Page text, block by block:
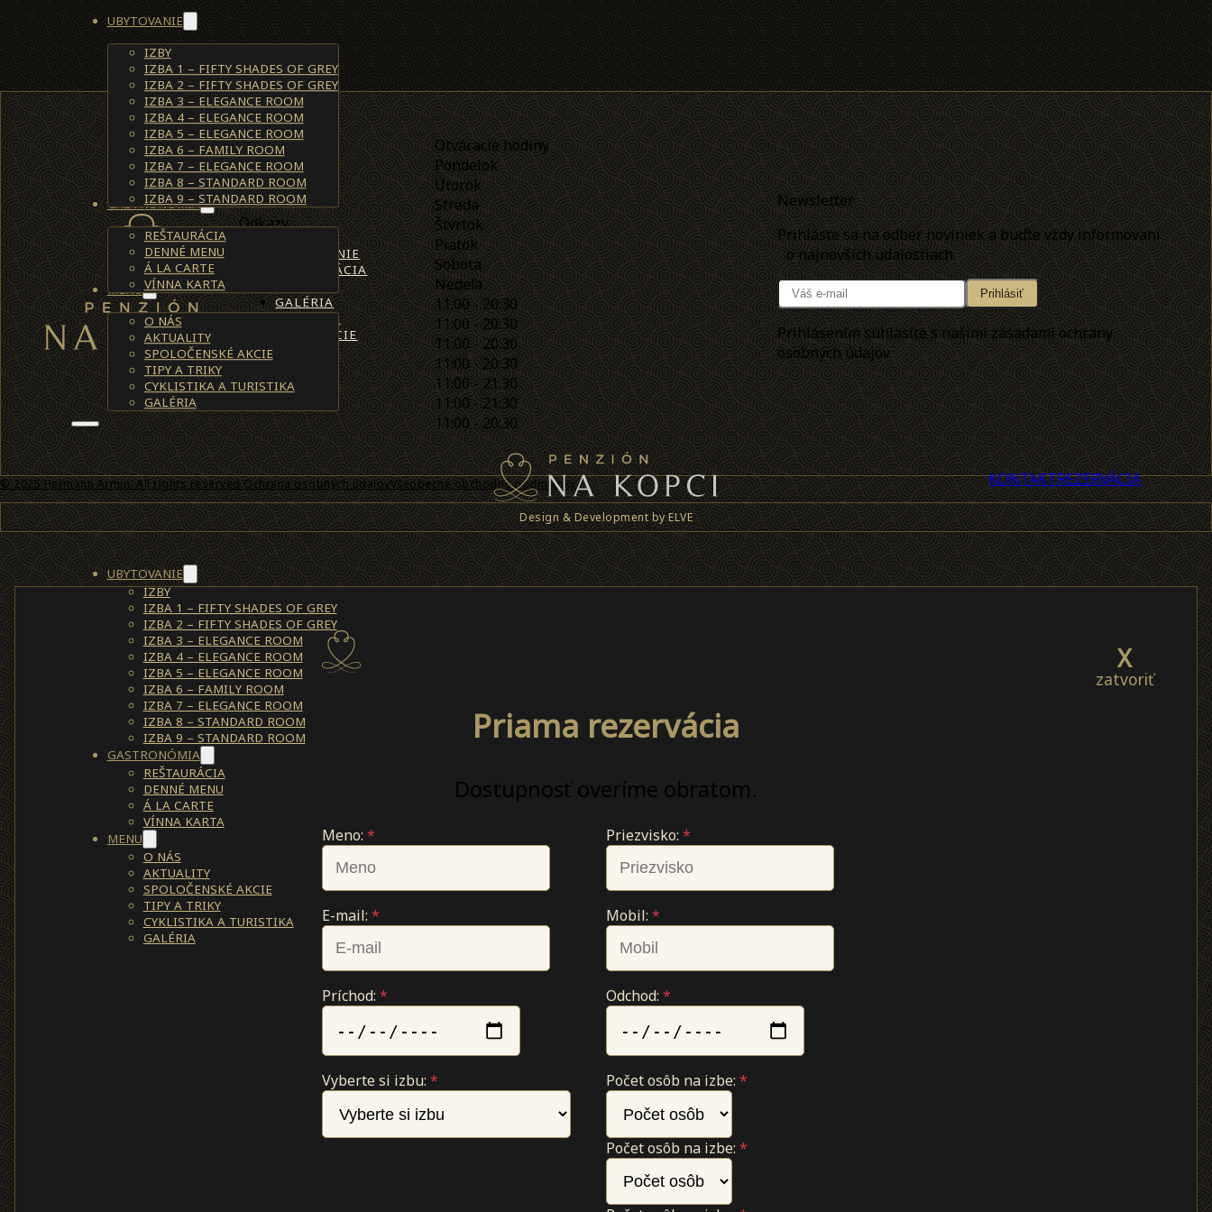
UBYTOVANIE
IZBY
IZBA 1 – FIFTY SHADES OF GREY
IZBA 2 – FIFTY SHADES OF GREY
IZBA 3 – ELEGANCE ROOM
IZBA 4 – ELEGANCE ROOM
IZBA 5 – ELEGANCE ROOM
IZBA 6 – FAMILY ROOM
IZBA 7 – ELEGANCE ROOM
IZBA 8 – STANDARD ROOM
IZBA 9 – STANDARD ROOM
GASTRONÓMIA
REŠTAURÁCIA
DENNÉ MENU
Á LA CARTE
VÍNNA KARTA
MENU
O NÁS
AKTUALITY
SPOLOČENSKÉ AKCIE
TIPY A TRIKY
CYKLISTIKA A TURISTIKA
GALÉRIA
UBYTOVANIE
IZBY
IZBA 1 – FIFTY SHADES OF GREY
IZBA 2 – FIFTY SHADES OF GREY
IZBA 3 – ELEGANCE ROOM
IZBA 4 – ELEGANCE ROOM
IZBA 5 – ELEGANCE ROOM
IZBA 6 – FAMILY ROOM
IZBA 7 – ELEGANCE ROOM
IZBA 8 – STANDARD ROOM
IZBA 9 – STANDARD ROOM
GASTRONÓMIA
REŠTAURÁCIA
DENNÉ MENU
Á LA CARTE
VÍNNA KARTA
MENU
O NÁS
AKTUALITY
SPOLOČENSKÉ AKCIE
TIPY A TRIKY
CYKLISTIKA A TURISTIKA
GALÉRIA
KONTAKTREZERVÁCIA
Odkazy
UBYTOVANIE
REŠTAURÁCIA
GALÉRIA
KONTAKT
REZERVÁCIE
Otváracie hodiny
Pondelok
Utorok
Streda
Štvrtok
Piatok
Sobota
Nedeľa
11:00 - 20:30
11:00 - 20:30
11:00 - 20:30
11:00 - 20:30
11:00 - 21:30
11:00 - 21:30
11:00 - 20:30
Newsletter
Prihláste sa na odber noviniek a buďte vždy informovaní
o najnovších udalostiach.
Prihlásiť
Prihlásením súhlasíte s našimi zásadami ochrany
osobných údajov.
© 2025 Hermann Armin. All rights reserved.Ochrana osobných údajovVšeobecné obchodné podmienky
Design & Development by ELVE
Priama rezervácia
Dostupnosť overíme obratom.
Meno: * Priezvisko: *
E-mail: * Mobil: *
Príchod: * Odchod: *
Vyberte si izbu: * Počet osôb na izbe: *
Počet osôb na izbe: *
X
zatvoriť